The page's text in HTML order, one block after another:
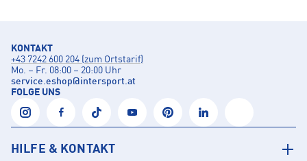
KONTAKT
+43 7242 600 204 (zum Ortstarif)
Mo. – Fr. 08:00 – 20:00 Uhr
service.eshop@intersport.at
FOLGE UNS
HILFE & KONTAKT